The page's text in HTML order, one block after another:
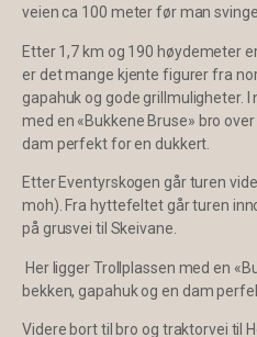
veien ca 100 meter før man
Etter 1,7 km og 190 høydemeter
er det mange kjente figurer fra
gapahuk og gode grillmuligheter.
med en «Bukkene Bruse» bro
dam perfekt for en dukkert.
Etter Eventyrskogen går turen
moh). Fra hyttefeltet går turen
på grusvei til Skeivane.
Her ligger Trollplassen med en
bekken, gapahuk og en dam
Videre bort til bro og traktorvei til